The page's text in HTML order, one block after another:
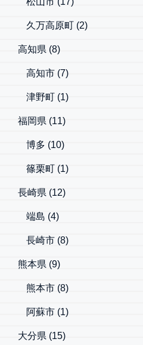
久万高原町 (2)
高知県 (8)
高知市 (7)
津野町 (1)
福岡県 (11)
博多 (10)
篠栗町 (1)
長崎県 (12)
端島 (4)
長崎市 (8)
熊本県 (9)
熊本市 (8)
阿蘇市 (1)
大分県 (15)